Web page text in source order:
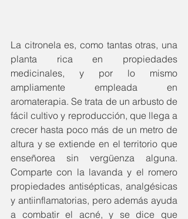
La citronela es, como tantas otras, una
planta rica en propiedades
medicinales, y por lo mismo
ampliamente empleada en
aromaterapia. Se trata de un arbusto de
fácil cultivo y reproducción, que llega a
crecer hasta poco más de un metro de
altura y se extiende en el territorio que
enseñorea sin vergüenza alguna.
Comparte con la lavanda y el romero
propiedades antisépticas, analgésicas
y antiinflamatorias, pero además ayuda
a combatir el acné, y se dice que